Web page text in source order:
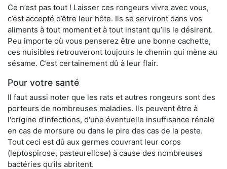
Ce n’est pas tout ! Laisser ces rongeurs vivre avec vous,
c’est accepté d’être leur hôte. Ils se serviront dans vos
aliments à tout moment et à tout instant qu’ils le désirent.
Peu importe où vous penserez être une bonne cachette,
ces nuisibles retrouveront toujours le chemin qui mène au
sésame. C’est certainement dû à leur flair.
Pour votre santé
Il faut aussi noter que les rats et autres rongeurs sont des
porteurs de nombreuses maladies. Ils peuvent être à
l'origine d'infections, d'une éventuelle insuffisance rénale
en cas de morsure ou dans le pire des cas de la peste.
Tout ceci est dû aux germes couvrant leur corps
(leptospirose, pasteurellose) à cause des nombreuses
bactéries qu’ils abritent.